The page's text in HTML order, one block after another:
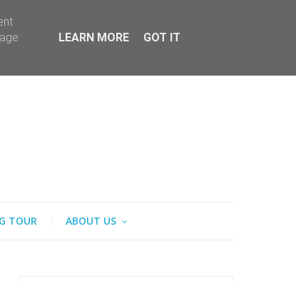
TOUR ABOUT US
LEARN MORE GOT IT